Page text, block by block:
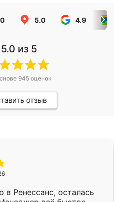
5.0 4.9
5.0 из 5
945оценок
отзыв
в Ренессанс, осталась